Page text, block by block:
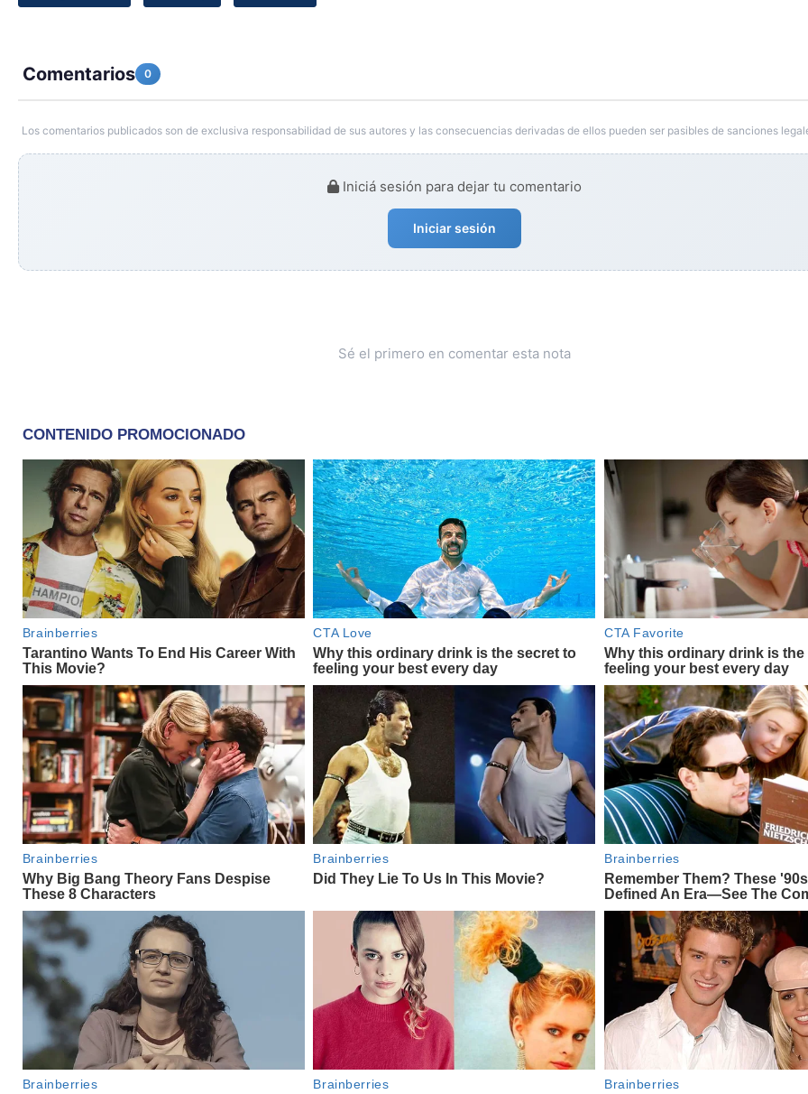
Comentarios 0
Los comentarios publicados son de exclusiva responsabilidad de sus autores y las consecuencias derivadas de ellos pueden ser pasibles de sanciones
Iniciá sesión para dejar tu comentario
Iniciar sesión
Sé el primero en comentar esta nota